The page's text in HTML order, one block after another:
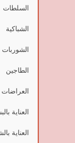
السلطات
الشباكية
الشوربات
الطاجين
العراضات
العناية
العناية